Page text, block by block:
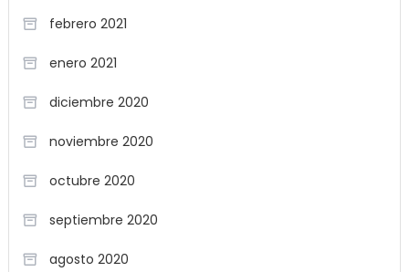
febrero 2021
enero 2021
diciembre 2020
noviembre 2020
octubre 2020
septiembre 2020
agosto 2020